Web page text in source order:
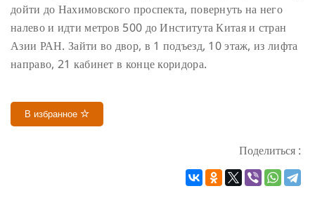
дойти до Нахимовского проспекта, повернуть на него
налево и идти метров 500 до Института Китая и стран
Азии РАН. Зайти во двор, в 1 подъезд, 10 этаж, из лифта
направо, 21 кабинет в конце коридора.
В избранное
Поделиться :